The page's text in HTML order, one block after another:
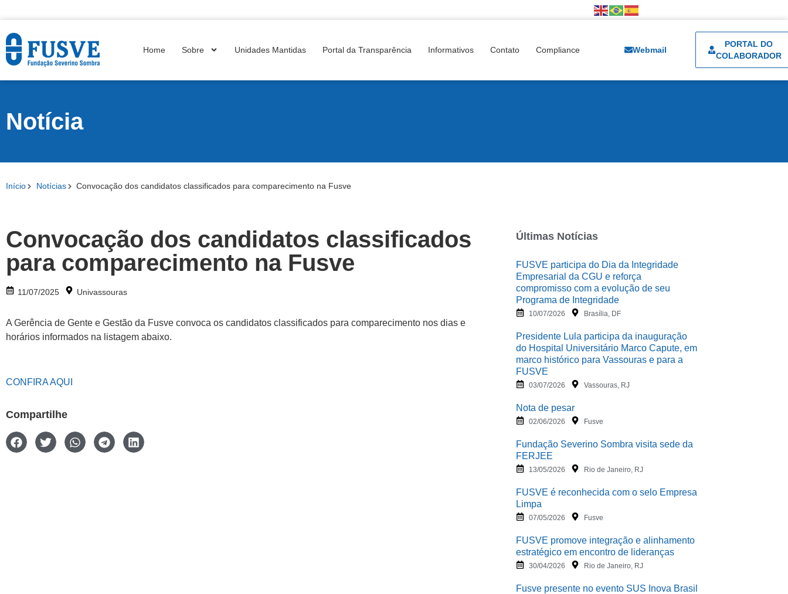
Home Sobre Unidades Mantidas Portal da Transparência Informativos Contato Compliance Webmail
PORTAL DO
COLABORADOR
Notícia
Início Notícias Convocação dos candidatos classificados para comparecimento na Fusve
Convocação dos candidatos classificados
para comparecimento na Fusve
11/07/2025 Univassouras
A Gerência de Gente e Gestão da Fusve convoca os candidatos classificados para comparecimento nos dias e
horários informados na listagem abaixo.
CONFIRA AQUI
Compartilhe
Últimas Notícias
FUSVE participa do Dia da Integridade
Empresarial da CGU e reforça
compromisso com a evolução de seu
Programa de Integridade
10/07/2026 Brasília, DF
Presidente Lula participa da inauguração
do Hospital Universitário Marco Capute, em
marco histórico para Vassouras e para a
FUSVE
03/07/2026 Vassouras, RJ
Nota de pesar
02/06/2026 Fusve
Fundação Severino Sombra visita sede da
FERJEE
13/05/2026 Rio de Janeiro, RJ
FUSVE é reconhecida com o selo Empresa
Limpa
07/05/2026 Fusve
FUSVE promove integração e alinhamento
estratégico em encontro de lideranças
30/04/2026 Rio de Janeiro, RJ
Fusve presente no evento SUS Inova Brasil